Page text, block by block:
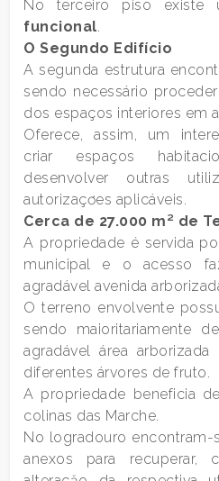
No terceiro piso
funcional.
O Segundo Edifício
A segunda estrutura
sendo necessário
dos espaços interiores em
Oferece, assim, um
criar espaços
desenvolver outras
autorizaçơes aplicáveis.
Cerca de 27.000 m² de
A propriedade é servida
municipal e o acesso
agradável avenida
O terreno envolvente
sendo maioritariamente
agradável área
diferentes árvores de fruto.
A propriedade beneficia
colinas das Marche.
No logradouro encontram-
anexos para recuperar,
1
2
3
4
5
5+
Quartos
mínimos
Qualquer